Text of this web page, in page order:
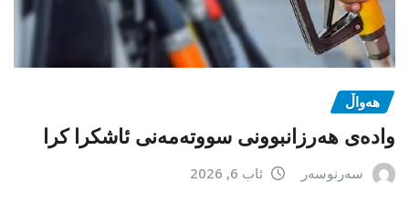
هەواڵ
وادەی هەرزانبوونی سووتەمەنی ئاشکرا کرا
سەرنوسەر ئاب 6, 2026